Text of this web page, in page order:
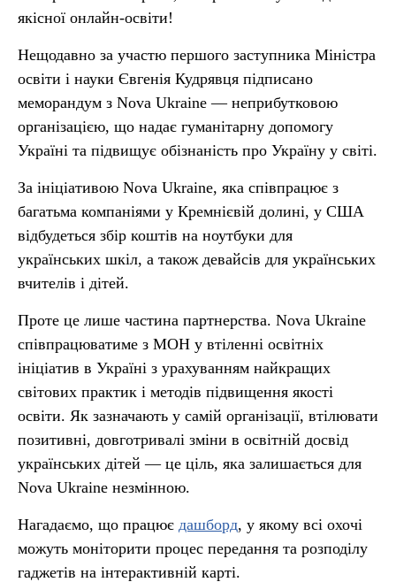
якісної онлайн-освіти!
Нещодавно за участю першого заступника Міністра
освіти і науки Євгенія Кудрявця підписано
меморандум з Nova Ukraine — неприбутковою
організацією, що надає гуманітарну допомогу
Україні та підвищує обізнаність про Україну у світі.
За ініціативою Nova Ukraine, яка співпрацює з
багатьма компаніями у Кремнієвій долині, у США
відбудеться збір коштів на ноутбуки для
українських шкіл, а також девайсів для українських
вчителів і дітей.
Проте це лише частина партнерства. Nova Ukraine
співпрацюватиме з МОН у втіленні освітніх
ініціатив в Україні з урахуванням найкращих
світових практик і методів підвищення якості
освіти. Як зазначають у самій організації, втілювати
позитивні, довготривалі зміни в освітній досвід
українських дітей — це ціль, яка залишається для
Nova Ukraine незмінною.
Нагадаємо, що працює дашборд, у якому всі охочі
можуть моніторити процес передання та розподілу
гаджетів на інтерактивній карті.